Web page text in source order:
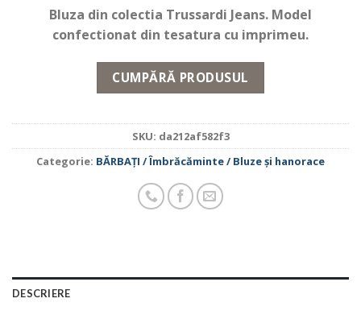
Bluza din colectia Trussardi Jeans. Model
confectionat din tesatura cu imprimeu.
CUMPĂRĂ PRODUSUL
SKU: da212af582f3
Categorie: BĂRBAŢI / Îmbrăcăminte / Bluze și hanorace
DESCRIERE